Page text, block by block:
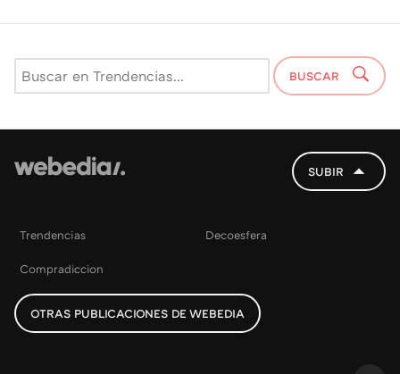
BUSCAR
SUBIR
Trendencias Decoesfera
Compradiccion
OTRAS PUBLICACIONES DE WEBEDIA